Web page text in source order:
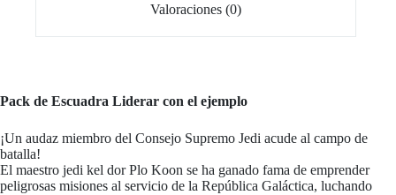
Valoraciones (0)
Pack de Escuadra Liderar con el ejemplo
¡Un audaz miembro del Consejo Supremo Jedi acude al campo de
batalla!
El maestro jedi kel dor Plo Koon se ha ganado fama de emprender
peligrosas misiones al servicio de la República Galáctica, luchando